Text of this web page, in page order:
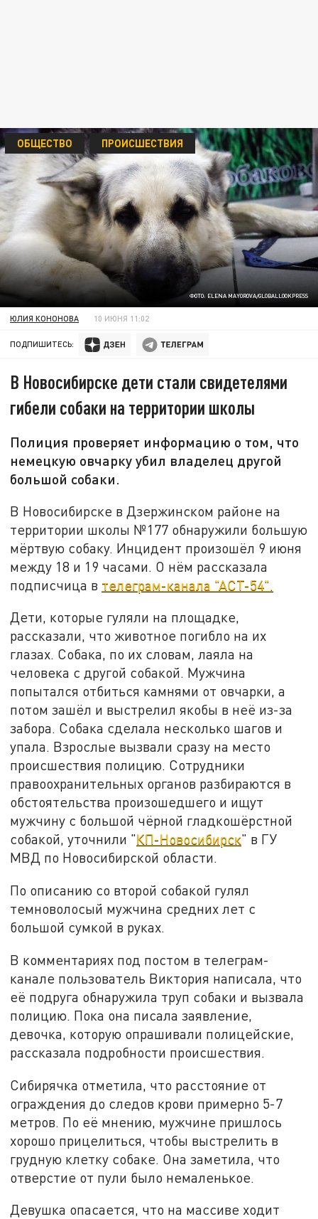
ФОТО: ELENA MAYOROVA/GLOBALLOOKPRESS
ОБЩЕСТВО ПРОИСШЕСТВИЯ
ЮЛИЯ КОНОНОВА 10 ИЮНЯ 11:02
ПОДПИШИТЕСЬ:
В Новосибирске дети стали свидетелями
гибели собаки на территории школы
Полиция проверяет информацию о том, что
немецкую овчарку убил владелец другой
большой собаки.
В Новосибирске в Дзержинском районе на
территории школы №177 обнаружили большую
мёртвую собаку. Инцидент произошёл 9 июня
между 18 и 19 часами. О нём рассказала
подписчица в телеграм-канала "АСТ-54".
Дети, которые гуляли на площадке,
рассказали, что животное погибло на их
глазах. Собака, по их словам, лаяла на
человека с другой собакой. Мужчина
попытался отбиться камнями от овчарки, а
потом зашёл и выстрелил якобы в неё из-за
забора. Собака сделала несколько шагов и
упала. Взрослые вызвали сразу на место
происшествия полицию. Сотрудники
правоохранительных органов разбираются в
обстоятельства произошедшего и ищут
мужчину с большой чёрной гладкошёрстной
собакой, уточнили "КП-Новосибирск" в ГУ
МВД по Новосибирской области.
По описанию со второй собакой гулял
темноволосый мужчина средних лет с
большой сумкой в руках.
В комментариях под постом в телеграм-
канале пользователь Виктория написала, что
её подруга обнаружила труп собаки и вызвала
полицию. Пока она писала заявление,
девочка, которую опрашивали полицейские,
рассказала подробности происшествия.
Сибирячка отметила, что расстояние от
ограждения до следов крови примерно 5-7
метров По её мнению, мужчине пришлось
хорошо прицелиться, чтобы выстрелить в
грудную клетку собаке. Она заметила, что
отверстие от пули было немаленькое
Девушка опасается, что на массиве ходит